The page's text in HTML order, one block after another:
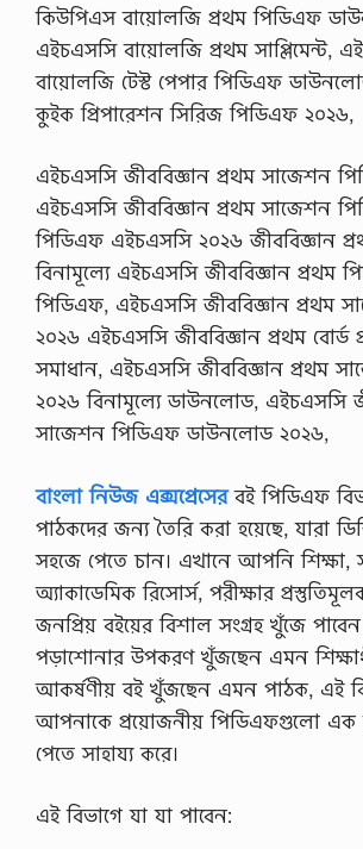
কিউপিএস বায়োলজি প্রথম পিডিএফ
এইচএসসি বায়োলজি প্রথম সাপ্লিমেন্ট,
বায়োলজি টেস্ট পেপার পিডিএফ
কুইক প্রিপারেশন সিরিজ পিডিএফ ২০২৬,
এইচএসসি জীববিজ্ঞান প্রথম সাজেশন
এইচএসসি জীববিজ্ঞান প্রথম সাজেশন
পিডিএফ এইচএসসি ২০২৬ জীববিজ্ঞান
বিনামূল্যে এইচএসসি জীববিজ্ঞান প্রথম
পিডিএফ, এইচএসসি জীববিজ্ঞান প্রথম
২০২৬ এইচএসসি জীববিজ্ঞান প্রথম বোর্ড
সমাধান, এইচএসসি জীববিজ্ঞান প্রথম
২০২৬ বিনামূল্যে ডাউনলোড, এইচএসসি
সাজেশন পিডিএফ ডাউনলোড ২০২৬,
বাংলা নিউজ এক্সপ্রেসেরবই পিডিএফ
পাঠকদের জন্য তৈরি করা হয়েছে, যারা
সহজে পেতে চান। এখানে আপনি শিক্ষা,
অ্যাকাডেমিক রিসোর্স, পরীক্ষার
জনপ্রিয় বইয়ের বিশাল সংগ্রহ খুঁজে
পড়াশোনার উপকরণ খুঁজছেন এমন
আকর্ষণীয় বই খুঁজছেন এমন পাঠক, এই
আপনাকে প্রয়োজনীয় পিডিএফগুলো এক
পেতে সাহায্য করে।
এই বিভাগে যা যা পাবেন: